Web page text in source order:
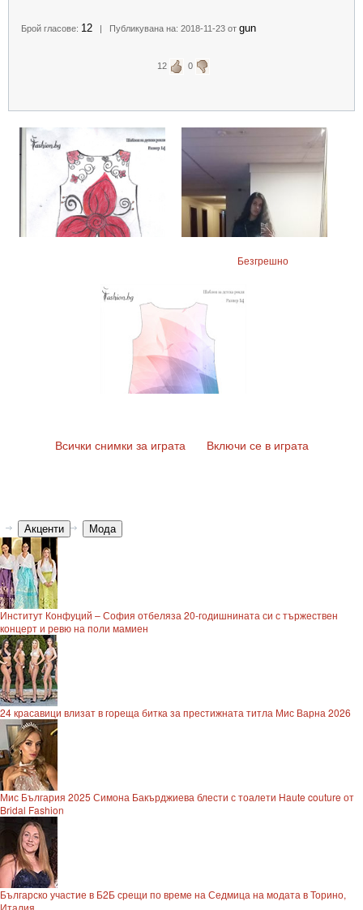
Брой гласове: 12 | Публикувана на: 2018-11-23 от gun
12 0
Безгрешно
Всички снимки за играта Включи се в играта
Акценти Мода
Институт Конфуций – София отбеляза 20-годишнината си с тържествен
концерт и ревю на поли мамиен
24 красавици влизат в гореща битка за престижната титла Мис Варна 2026
Мис България 2025 Симона Бакърджиева блести с тоалети Haute couture от
Bridal Fashion
Българско участие в Б2Б срещи по време на Седмица на модата в Торино,
Италия